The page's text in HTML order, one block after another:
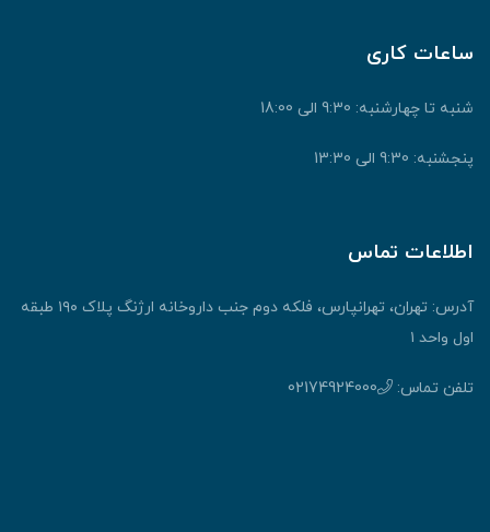
ساعات کاری
شنبه تا چهارشنبه: 9:30 الی 18:00
پنجشنبه: 9:30 الی 13:30
اطلاعات تماس
آدرس: تهران، تهرانپارس، فلکه دوم جنب داروخانه ارژنگ پلاک ۱۹۰ طبقه
اول واحد ۱
تلفن تماس: 02174924000